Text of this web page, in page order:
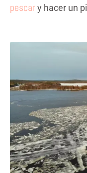
pescary hacer un